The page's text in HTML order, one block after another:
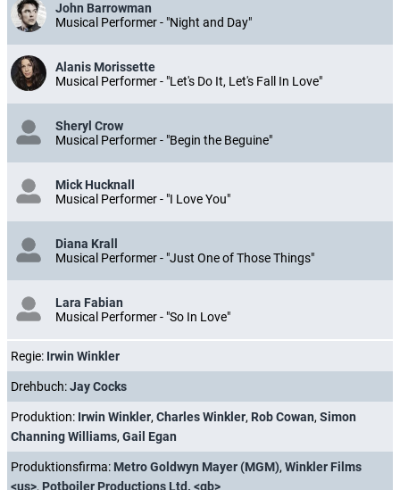
John Barrowman
Musical Performer - "Night and Day"
Alanis Morissette
Musical Performer - "Let's Do It, Let's Fall In Love"
Sheryl Crow
Musical Performer - "Begin the Beguine"
Mick Hucknall
Musical Performer - "I Love You"
Diana Krall
Musical Performer - "Just One of Those Things"
Lara Fabian
Musical Performer - "So In Love"
Regie: Irwin Winkler
Drehbuch:Jay Cocks
Produktion: Irwin Winkler, Charles Winkler, Rob Cowan, Simon
Channing Williams, Gail Egan
Produktionsfirma: Metro Goldwyn Mayer (MGM), Winkler Films
<us>, Potboiler Productions Ltd. <gb>